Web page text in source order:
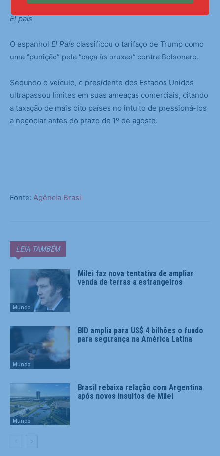
El país
O espanhol El País classificou o tarifaço de Trump como
uma “punição” pela “caça às bruxas” contra Bolsonaro.
Segundo o veículo, o presidente dos Estados Unidos
ultrapassou limites em suas ameaças comerciais, citando
a taxação de mais oito países no intuito de pressioná-los
a negociar antes do prazo de 1º de agosto.
Fonte: Agência Brasil
LEIA TAMBÉM
Mundo
Milei faz nova tentativa de ampliar
venda de terras a estrangeiros
Mundo
BID amplia para US$ 4 bilhões o fundo
para segurança na América Latina
Mundo
Brasil rebaixa relação com Argentina
após novos insultos de Milei